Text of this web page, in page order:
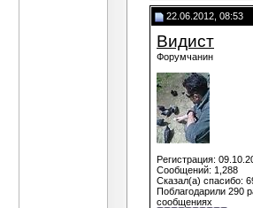
22.06.2012, 08:53
Видист
Форумчанин
Регистрация:
Сообщений: 1,288
Сказал(а) спасибо:
Поблагодарили 290
сообщениях